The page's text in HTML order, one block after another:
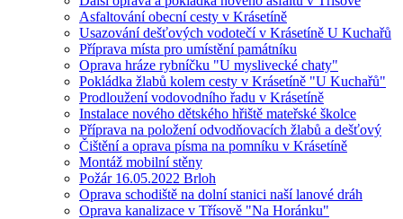
Asfaltování obecní cesty v Krásetíně
Usazování dešťových vodotečí v Krásetíně U Kuchařů
Příprava místa pro umístění památníku
Oprava hráze rybníčku "U myslivecké chaty"
Pokládka žlabů kolem cesty v Krásetíně "U Kuchařů"
Prodloužení vodovodního řadu v Krásetíně
Instalace nového dětského hřiště mateřské školce
Příprava na položení odvodňovacích žlabů a dešťový
Čištění a oprava písma na pomníku v Krásetíně
Montáž mobilní stěny
Požár 16.05.2022 Brloh
Oprava schodiště na dolní stanici naší lanové dráh
Oprava kanalizace v Třísově "Na Horánku"